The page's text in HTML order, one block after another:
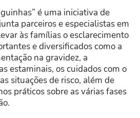
é uma iniciativa de
parceiros e especialistas em
às famílias o esclarecimento
e diversificados como a
na gravidez, a
estaminais, os cuidados com o
situações de risco, além de
práticos sobre as várias fases